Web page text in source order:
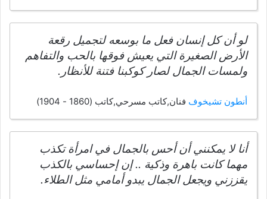
لو أن كل إنسان فعل ما بوسعه لتجميل رقعة
الأرض الصغيرة التي يعيش فوقها بالحب والتفاهم
ولمسات الجمال لصار كوكبنا فتنة للأنظار.
أنطون تشيخوف فنان,كاتب مسرحي,كاتب (1860 - 1904)
أنا لا يمكنني أن أحس بالجمال في امرأة تكذب
مهما كانت باهرة وذكية .. إن إحساسي بالكذب
يقززني ويجعل الجمال يبدو أمامي مثل الطلاء.